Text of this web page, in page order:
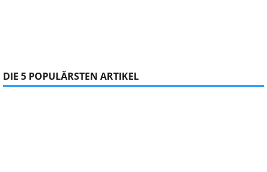
DIE 5 POPULÄRSTEN ARTIKEL